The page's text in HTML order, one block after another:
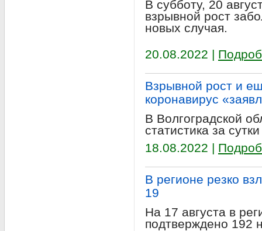
В субботу, 20
взрывной рост
новых случая.
20.08.2022 |
Взрывной рост и
коронавирус
В Волгоградской
статистика за
18.08.2022 |
В регионе резко
19
На 17 августа в
подтверждено 192